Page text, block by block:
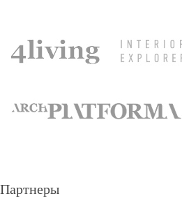
Партнеры